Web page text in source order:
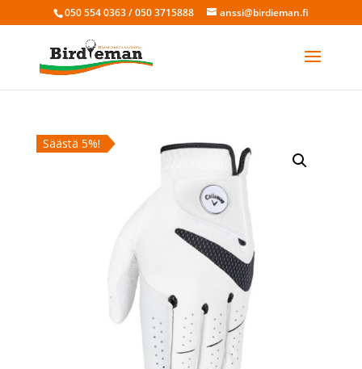
050 554 0363 / 050 3715888 anssi@birdieman.fi
Säästä 5%!